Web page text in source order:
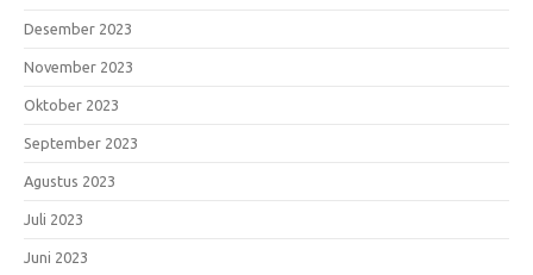
Desember 2023
November 2023
Oktober 2023
September 2023
Agustus 2023
Juli 2023
Juni 2023